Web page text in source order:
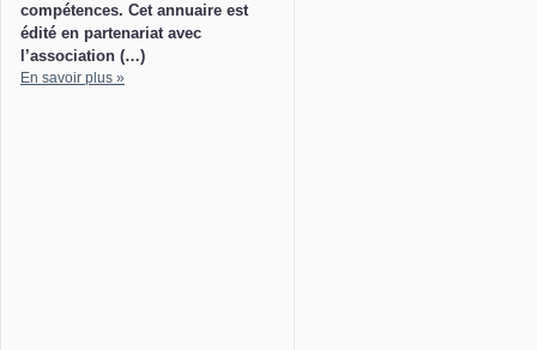
compétences. Cet annuaire est
édité en partenariat avec
l’association (…)
En savoir plus »